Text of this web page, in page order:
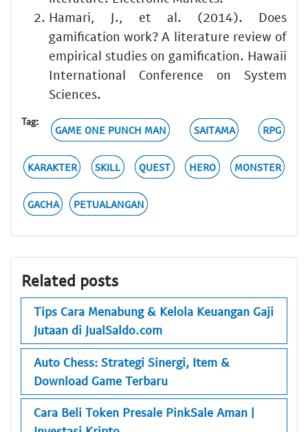
Hamari, J., et al. (2014). Does
gamification work? A literature review of
empirical studies on gamification. Hawaii
International Conference on System
Sciences.
Tag:
GAME ONE PUNCH MAN SAITAMA RPG
KARAKTER SKILL QUEST HERO MONSTER
GACHA PETUALANGAN
Related posts
Tips Cara Menabung & Kelola Keuangan Gaji
Jutaan di JualSaldo.com
Auto Chess: Strategi Sinergi, Item &
Download Game Terbaru
Cara Beli Token Presale PinkSale Aman |